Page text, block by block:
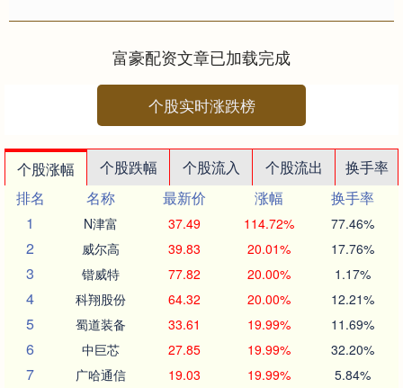
空警报。 按以色列军方的说法，....
富豪配资文章已加载完成
个股实时涨跌榜
个股涨幅 个股跌幅 个股流入 个股流出
换手率
排名
名称 最新价 涨幅
换手率
1
N津富 37.49 114.72% 77.46%
2 威尔高 39.83 20.01% 17.76%
3 锴威特 77.82 20.00% 1.17%
4 科翔股份 64.32 20.00% 12.21%
5 蜀道装备 33.61 19.99% 11.69%
6 中巨芯 27.85 19.99% 32.20%
7 广哈通信 19.03 19.99% 5.84%